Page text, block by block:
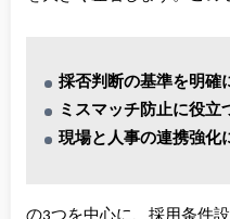
採否判断の基準を明確
ミスマッチ防止に役立
現場と人事の連携強化
の3つを中心に、採用条件